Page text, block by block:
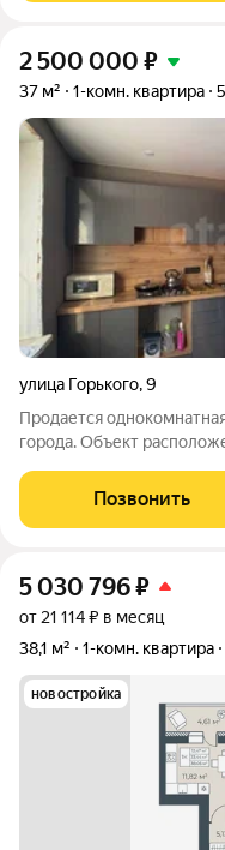
2 500 000 ₽
37 м² 1-комн. квартира
улица Горького,9
Продается
города. Объект
банки, супермаркеты и
транспорта в шаговой
Позвонить
5 030 796₽
от 21 114 ₽ в месяц
38,1 м²
1-комн. квартира
новостройка